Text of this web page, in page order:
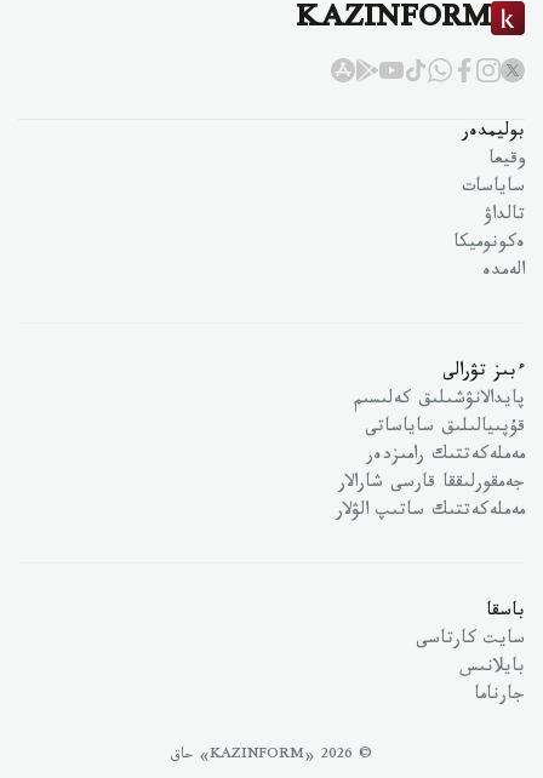
KAZINFORM
بوليمدەر
وقيعا
ساياسات
تالداۋ
ەكونوميكا
الەمدە
ءبىز تۋرالى
پايدالانۋشىلىق كەلىسىم
قۇپىيالىلىق ساياساتى
مەملەكەتتىك رامىزدەر
جەمقورلىققا قارسى شارالار
مەملەكەتتىك ساتىپ الۋلار
باسقا
سايت كارتاسى
بايلانىس
جارناما
© 2026 «KAZINFORM» حاق